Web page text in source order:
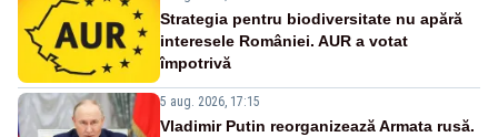
Strategia pentru biodiversitate nu apără
interesele României. AUR a votat
împotrivă
5 aug. 2026, 17:15
Vladimir Putin reorganizează Armata rusă.